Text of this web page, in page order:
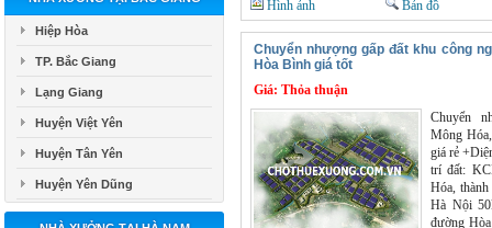
Hiệp Hòa
TP. Bắc Giang
Lạng Giang
Huyện Việt Yên
Huyện Tân Yên
Huyện Yên Dũng
ninh tốt,
công lao
bán/
Hình ảnh Bản đồ
Chuyển nhượng gấp đất khu công
Hòa Bình giá tốt
Giá: Thỏa thuận
Chuyển
Mông
giá rẻ
trí đất:
Hóa,
Hà Nội
đường